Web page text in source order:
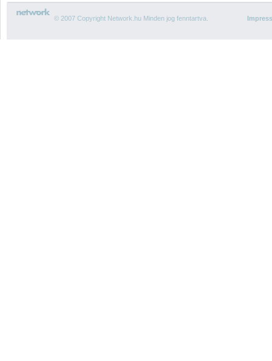
© 2007 Copyright Network.hu Minden jog fenntartva.